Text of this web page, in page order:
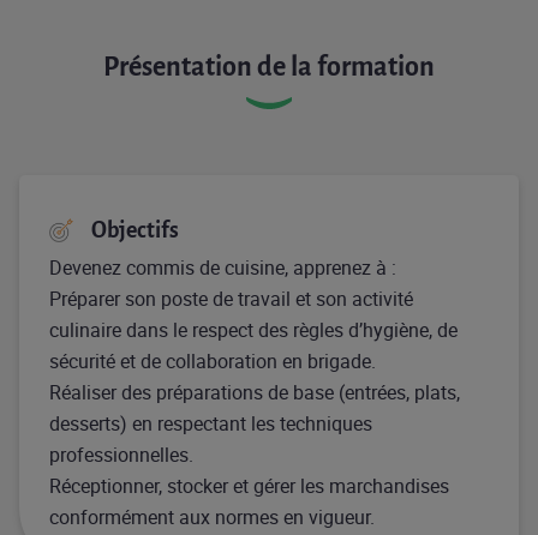
Présentation de la formation
Objectifs
Devenez commis de cuisine, apprenez à :
Préparer son poste de travail et son activité
culinaire dans le respect des règles d’hygiène, de
sécurité et de collaboration en brigade.
Réaliser des préparations de base (entrées, plats,
desserts) en respectant les techniques
professionnelles.
Réceptionner, stocker et gérer les marchandises
conformément aux normes en vigueur.